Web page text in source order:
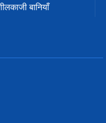
बानियाँ